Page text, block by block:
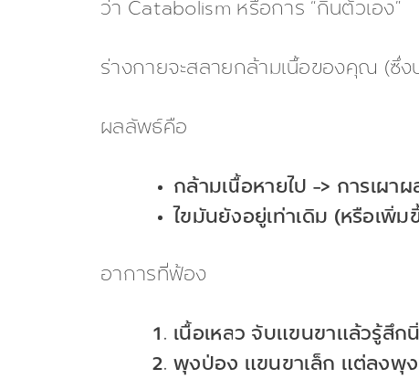
ว่า Catabolism หรือการ “กินตัวเอง”
ร่างกายจะสลายกล้ามเนื้อของคุณ (ซึ่ง
ผลลัพธ์คือ
กล้ามเนื้อหายไป -> การเผา
ไขมันยังอยู่เท่าเดิม (หรือเพิ่
อาการที่ฟ้อง
เนื้อเหลว จับแขนขาแล้วรู้สึ
พุงป่อง แขนขาเล็ก แต่ลงพุง